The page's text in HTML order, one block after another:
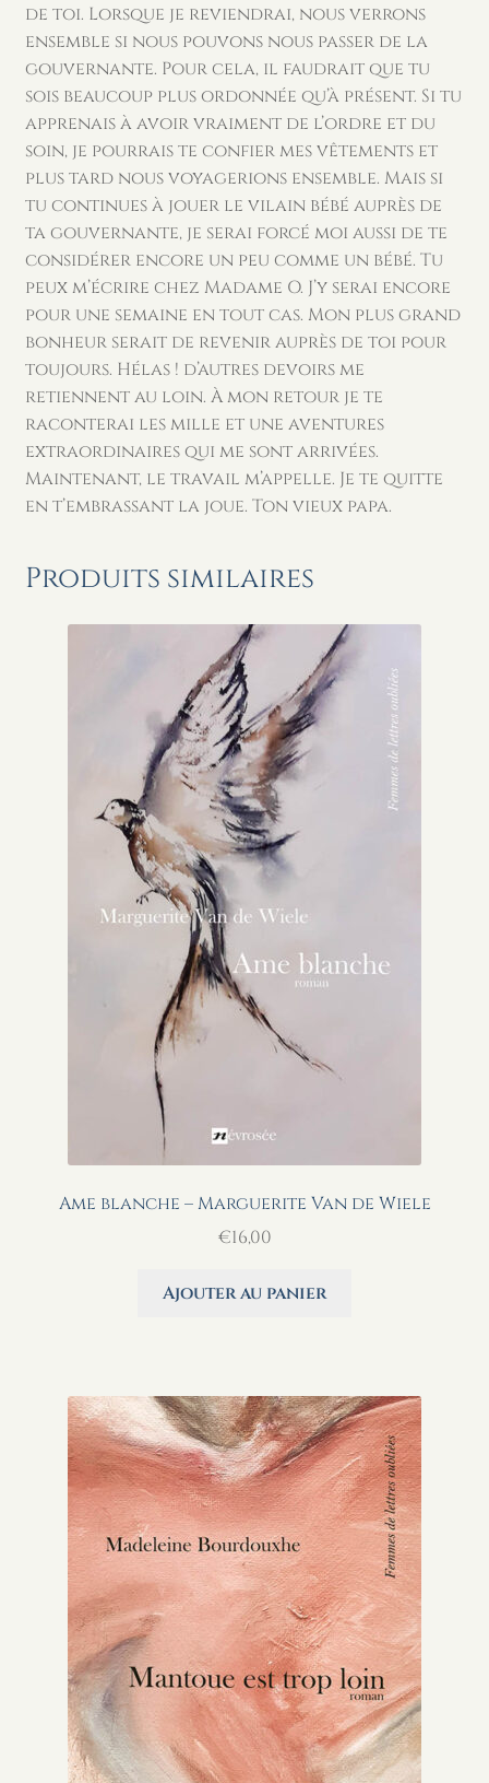
de toi. Lorsque je reviendrai, nous verrons
ensemble si nous pouvons nous passer de la
gouvernante. Pour cela, il faudrait que tu
sois beaucoup plus ordonnée qu’à présent. Si tu
apprenais à avoir vraiment de l’ordre et du
soin, je pourrais te confier mes vêtements et
plus tard nous voyagerions ensemble. Mais si
tu continues à jouer le vilain bébé auprès de
ta gouvernante, je serai forcé moi aussi de te
considérer encore un peu comme un bébé. Tu
peux m’écrire chez Madame O. J’y serai encore
pour une semaine en tout cas. Mon plus grand
bonheur serait de revenir auprès de toi pour
toujours. Hélas ! d’autres devoirs me
retiennent au loin. À mon retour je te
raconterai les mille et une aventures
extraordinaires qui me sont arrivées.
Maintenant, le travail m’appelle. Je te quitte
en t’embrassant la joue. Ton vieux papa.
Produits similaires
Ame blanche – Marguerite Van de Wiele
€16,00
Ajouter au panier